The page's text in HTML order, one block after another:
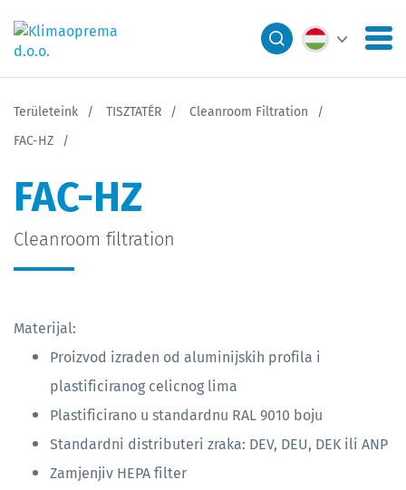
Területeink TISZTATÉR
Cleanroom Filtration
FAC-HZ
FAC-HZ
Cleanroom filtration
Materijal:
Proizvod izraden od aluminijskih profila i
plastificiranog celicnog lima
Plastificirano u standardnu RAL 9010 boju
Standardni distributeri zraka: DEV, DEU, DEK ili ANP
Zamjenjiv HEPA filter